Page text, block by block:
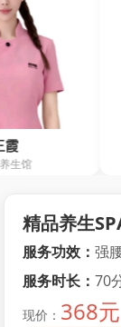
精品养生
服务功效：强
服务时长：70
现价： 368元